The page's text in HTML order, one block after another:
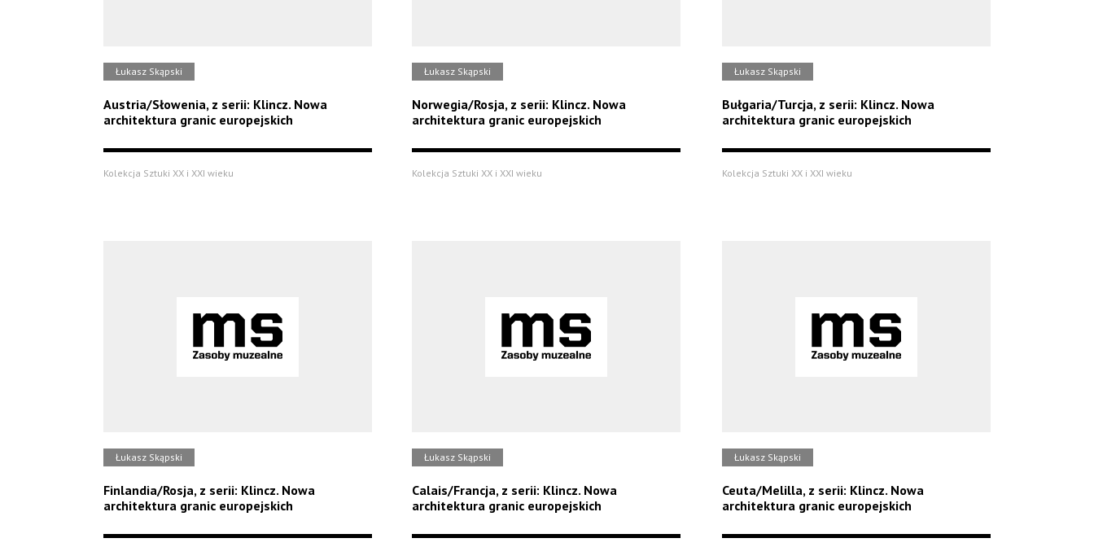
Łukasz Skąpski
Austria/Słowenia, z serii: Klincz. Nowa
architektura granic europejskich
Kolekcja Sztuki XX i XXI wieku
Łukasz Skąpski
Norwegia/Rosja, z serii: Klincz. Nowa
architektura granic europejskich
Kolekcja Sztuki XX i XXI wieku
Łukasz Skąpski
Bułgaria/Turcja, z serii: Klincz. Nowa
architektura granic europejskich
Kolekcja Sztuki XX i XXI wieku
Łukasz Skąpski
Finlandia/Rosja, z serii: Klincz. Nowa
architektura granic europejskich
Łukasz Skąpski
Calais/Francja, z serii: Klincz. Nowa
architektura granic europejskich
Łukasz Skąpski
Ceuta/Melilla, z serii: Klincz. Nowa
architektura granic europejskich